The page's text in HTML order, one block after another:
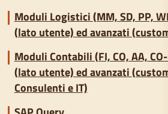
Moduli Logistici (MM, SD, PP,
(lato utente) ed avanzati
Moduli Contabili (FI, CO, AA,
(lato utente) ed avanzati
Consulenti e IT)